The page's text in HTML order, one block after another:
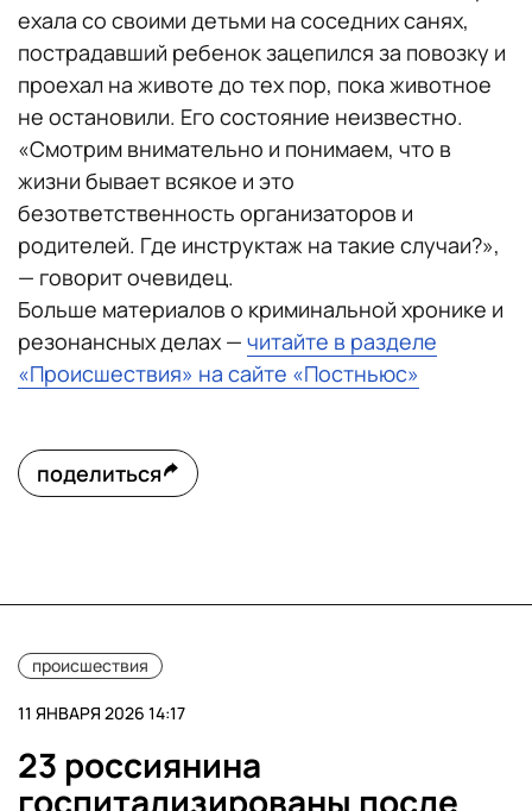
ехала со своими детьми на соседних санях,
пострадавший ребенок зацепился за повозку и
проехал на животе до тех пор, пока животное
не остановили. Его состояние неизвестно.
«Смотрим внимательно и понимаем, что в
жизни бывает всякое и это
безответственность организаторов и
родителей. Где инструктаж на такие случаи?»,
— говорит очевидец.
Больше материалов о криминальной хронике и
резонансных делах — читайте в разделе
«Происшествия» на сайте «Постньюс»
поделиться
происшествия
11 ЯНВАРЯ 2026 14:17
23 россиянина
госпитализированы после